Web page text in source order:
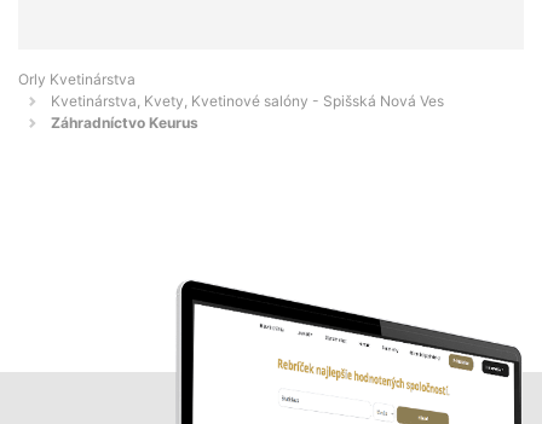
Orly Kvetinárstva
Kvetinárstva, Kvety, Kvetinové salóny - Spišská Nová Ves
Záhradníctvo Keurus